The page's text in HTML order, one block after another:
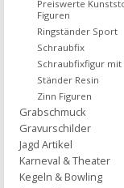
Preiswerte
Figuren
Ringständer Sport
Schraubfix
Schraubfixfigur mit
Ständer Resin
Zinn Figuren
Grabschmuck
Gravurschilder
Jagd Artikel
Karneval & Theater
Kegeln & Bowling